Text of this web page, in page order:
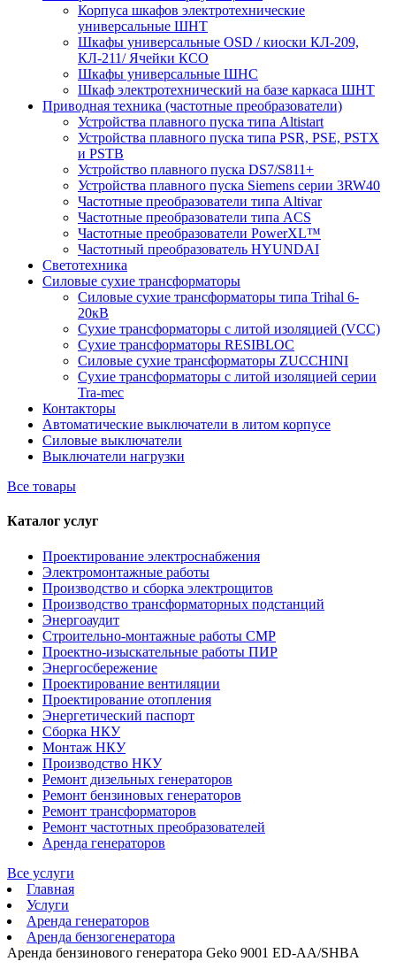
Корпуса шкафов электротехнические
универсальные ШНТ
Шкафы универсальные OSD / киоски КЛ-209,
КЛ-211/ Ячейки КСО
Шкафы универсальные ШНС
Шкаф электротехнический на базе каркаса ШНТ
Приводная техника (частотные преобразователи)
Устройства плавного пуска типа Altistart
Устройства плавного пуска типа PSR, PSE, PSTX
и PSTB
Устройство плавного пуска DS7/S811+
Устройства плавного пуска Siemens серии 3RW40
Частотные преобразователи типа Altivar
Частотные преобразователи типа ACS
Частотные преобразователи PowerXL™
Частотный преобразователь HYUNDAI
Светотехника
Силовые сухие трансформаторы
Силовые сухие трансформаторы типа Trihal 6-
20кВ
Сухие трансформаторы с литой изоляцией (VCC)
Сухие трансформаторы RESIBLOC
Силовые сухие трансформаторы ZUCCHINI
Сухие трансформаторы с литой изоляцией серии
Tra-mec
Контакторы
Автоматические выключатели в литом корпусе
Силовые выключатели
Выключатели нагрузки
Все товары
Каталог услуг
Проектирование электроснабжения
Электромонтажные работы
Производство и сборка электрощитов
Производство трансформаторных подстанций
Энергоаудит
Строительно-монтажные работы СМР
Проектно-изыскательные работы ПИР
Энергосбережение
Проектирование вентиляции
Проектирование отопления
Энергетический паспорт
Сборка НКУ
Монтаж НКУ
Производство НКУ
Ремонт дизельных генераторов
Ремонт бензиновых генераторов
Ремонт трансформаторов
Ремонт частотных преобразователей
Аренда генераторов
Все услуги
Главная
Услуги
Аренда генераторов
Аренда бензогенератора
Аренда бензинового генератора Geko 9001 ED-AA/SHBA